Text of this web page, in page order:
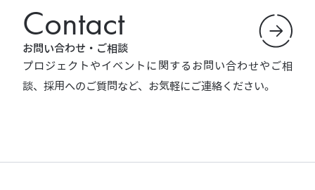
Contact
お問い合わせ・ご相談
プロジェクトやイベントに関するお問い合わせやご相
談、採用へのご質問など、お気軽にご連絡ください。